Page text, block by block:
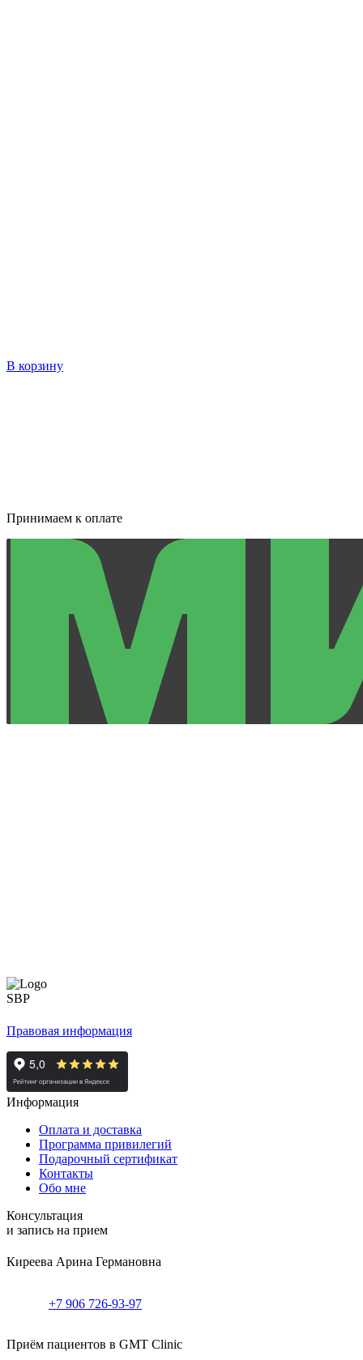
В корзину
Принимаем к оплате
Правовая информация
Информация
Оплата и доставка
Программа привилегий
Подарочный сертификат
Контакты
Обо мне
Консультация
и запись на прием
Киреева Арина Германовна
+7 906 726-93-97
Приём пациентов в GMT Clinic